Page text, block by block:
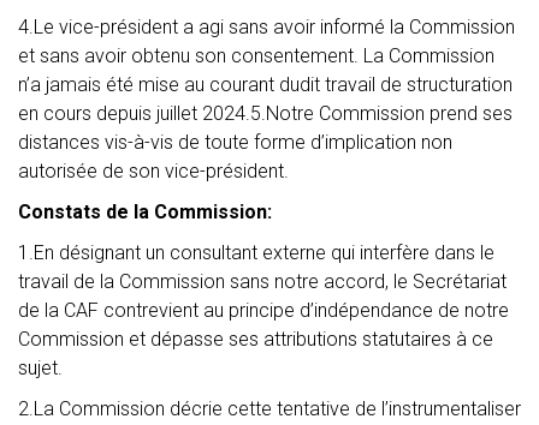
4.Le vice-président a agi sans avoir informé la Commission
et sans avoir obtenu son consentement. La Commission
n’a jamais été mise au courant dudit travail de structuration
en cours depuis juillet 2024.5.Notre Commission prend ses
distances vis-à-vis de toute forme d’implication non
autorisée de son vice-président.
Constats de la Commission:
1.En désignant un consultant externe qui interfère dans le
travail de la Commission sans notre accord, le Secrétariat
de la CAF contrevient au principe d’indépendance de notre
Commission et dépasse ses attributions statutaires à ce
sujet.
2.La Commission décrie cette tentative de l’instrumentaliser